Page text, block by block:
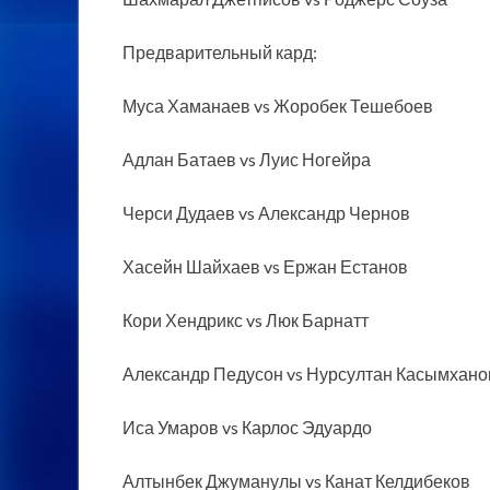
Предварительный кард:
Муса Хаманаев vs Жоробек Тешебоев
Адлан Батаев vs Луис Ногейра
Черси Дудаев vs Александр Чернов
Хасейн Шайхаев vs Ержан Естанов
Кори Хендрикс vs Люк Барнатт
Александр Педусон vs Нурсултан
Иса Умаров vs Карлос Эдуардо
Алтынбек Джуманулы vs Канат Келдибеков